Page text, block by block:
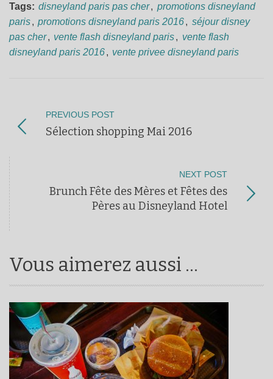
Tags: disneyland paris pas cher, promotions disneyland
paris, promotions disneyland paris 2016, séjour disney
pas cher, vente flash disneyland paris, vente flash
disneyland paris 2016, vente privee disneyland paris
PREVIOUS POST
Sélection shopping Mai 2016
NEXT POST
Brunch Fête des Mères et Fêtes des
Pères au Disneyland Hotel
Vous aimerez aussi ...